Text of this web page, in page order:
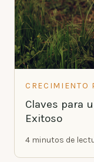
CRECIMIENTO
Claves para
Exitoso
4 minutos de